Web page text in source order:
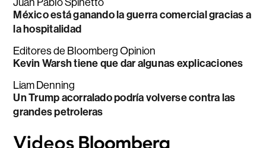
México está ganando la guerra comercial gracias a
la hospitalidad
Editores de Bloomberg Opinion
Kevin Warsh tiene que dar algunas explicaciones
Liam Denning
Un Trump acorralado podría volverse contra las
grandes petroleras